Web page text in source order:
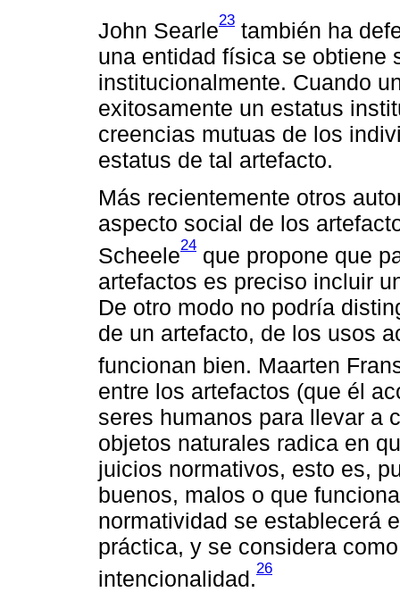
John Searle23 también ha
una entidad física se obtiene
institucionalmente. Cuando
exitosamente un estatus
creencias mutuas de los
estatus de tal artefacto.
Más recientemente otros
aspecto social de los
Scheele24 que propone que
artefactos es preciso incluir
De otro modo no podría
de un artefacto, de los usos
funcionan bien. Maarten
entre los artefactos (que él
seres humanos para llevar a
objetos naturales radica en
juicios normativos, esto es,
buenos, malos o que
normatividad se establecerá
práctica, y se considera
intencionalidad.26